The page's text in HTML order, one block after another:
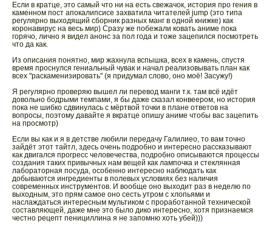
Если в кратце, это самый что ни на есть свежачок, история про гения в
каменном пост апокалипсисе захватила читателей jump (это типа
регулярно выходящий сборник разных манг в одной книжке) как
коронавирус на весь мир) Сразу же побежали ковать аниме пока
горячо, лично я видел анонс за пол года и тоже зацепился посмотреть
что да как.
Из описания понятно, мир жахнула вспышка, всех в камень, спустя
время проснулся гениальный чувак и начал реализовывать план как
всех "раскаменизировать" (я придумал слово, оно моё! Засужу!)
Я регулярно проверяю вышел ли перевод манги т.к. там всё идёт
довольно бодрыми темпами, я бы даже сказал конвеером, но история
пока не шибко сдвинулась с мёртвой точки в плане ответов на
вопросы, поэтому давайте я вкратце опишу аниме чтобы вас зацепить
на просмотр)
Если вы как и я в детстве любили передачу Галилиео, то вам точно
зайдёт этот тайтл, здесь очень подробно и интересно рассказывают
как двигался прогресс человечества, подробно описываются процессы
создания таких привычных нам вещей как лампочка и стеклянная
лабораторная посуда, особенно интересно наблюдать как
добываются ингредиенты в полевых условиях без наличия
современных инструментов. И вообще оно выходит раз в неделю по
выходным, это прям самое оно сесть утром с хлопьями и
наслаждаться интересным мультиком с проработанной технической
составляющей, даже мне это было дико интересно, хотя признаемся
честно рецепт пенициллина я не запомню хоть убей)))